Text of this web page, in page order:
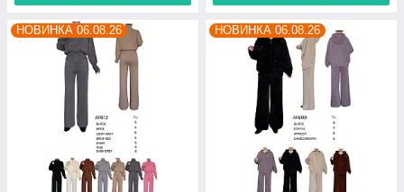
НОВИНКА 06.08.26 НОВИНКА 06.08.26